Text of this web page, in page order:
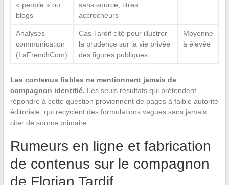
« people » ou
blogs
sans source, titres
accrocheurs
Analyses
communication
(LaFrenchCom)
Cas Tardif cité pour illustrer
la prudence sur la vie privée
des figures publiques
Moyenne
à élevée
Les contenus fiables ne mentionnent jamais de
compagnon identifié. Les seuls résultats qui prétendent
répondre à cette question proviennent de pages à faible autorité
éditoriale, qui recyclent des formulations vagues sans jamais
citer de source primaire.
Rumeurs en ligne et fabrication
de contenus sur le compagnon
de Florian Tardif